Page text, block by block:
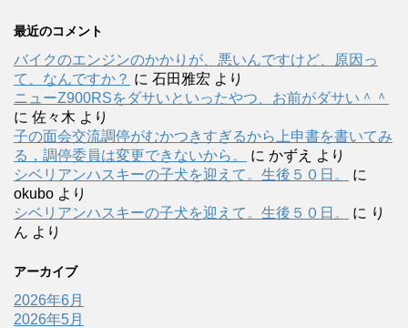
最近のコメント
バイクのエンジンのかかりが、悪いんですけど、原因っ
て、なんですか？ に 石田雅宏 より
ニューZ900RSをダサいといったやつ、お前がダサい＾＾
に 佐々木 より
子の面会交流調停がむかつきすぎるから上申書を書いてみ
る，調停委員は変更できないから。
に かずえ
より
シベリアンハスキーの子犬を迎えて。生後５０日。
に
okubo より
シベリアンハスキーの子犬を迎えて。生後５０日。
に り
ん より
アーカイブ
2026年6月
2026年5月